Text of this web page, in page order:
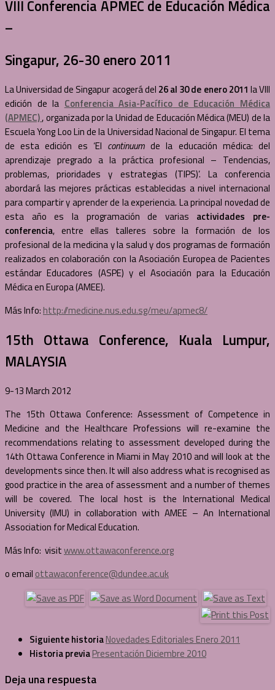
VIII Conferencia APMEC de Educación Médica
–
Singapur, 26-30 enero 2011
La Universidad de Singapur acogerá del 26 al 30 de enero 2011 la VIII
edición de la Conferencia Asia-Pacífico de Educación Médica
(APMEC), organizada por la Unidad de Educación Médica (MEU) de la
Escuela Yong Loo Lin de la Universidad Nacional de Singapur. El tema
de esta edición es ‘El continuum de la educación médica: del
aprendizaje pregrado a la práctica profesional – Tendencias,
problemas, prioridades y estrategias (TIPS)’. La conferencia
abordará las mejores prácticas establecidas a nivel internacional
para compartir y aprender de la experiencia. La principal novedad de
esta año es la programación de varias actividades pre-
conferencia, entre ellas talleres sobre la formación de los
profesional de la medicina y la salud y dos programas de formación
realizados en colaboración con la Asociación Europea de Pacientes
estándar Educadores (ASPE) y el Asociación para la Educación
Médica en Europa (AMEE).
Más Info: http://medicine.nus.edu.sg/meu/apmec8/
15th Ottawa Conference, Kuala Lumpur,
MALAYSIA
9-13 March 2012
The 15th Ottawa Conference: Assessment of Competence in
Medicine and the Healthcare Professions will re-examine the
recommendations relating to assessment developed during the
14th Ottawa Conference in Miami in May 2010 and will look at the
developments since then. It will also address what is recognised as
good practice in the area of assessment and a number of themes
will be covered. The local host is the International Medical
University (IMU) in collaboration with AMEE – An International
Association for Medical Education.
Más Info: visitwww.ottawaconference.org
o email ottawaconference@dundee.ac.uk
Siguiente historiaNovedades Editoriales Enero 2011
Historia previaPresentación Diciembre 2010
Deja una respuesta